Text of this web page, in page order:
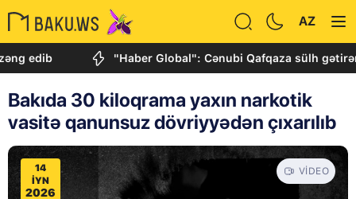
AZ
"Haber Global": Cənubi Qafqaza sülh gətirən
Bakıda 30 kiloqrama yaxın narkotik
vasitə qanunsuz dövriyyədən çıxarılıb
14
IYN
2026
VIDEO